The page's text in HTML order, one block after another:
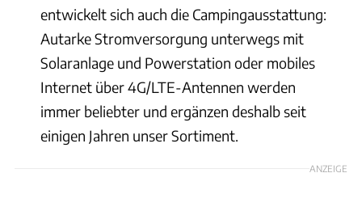
entwickelt sich auch die Campingausstattung:
Autarke Stromversorgung unterwegs mit
Solaranlage und Powerstation oder mobiles
Internet über 4G/LTE-Antennen werden
immer beliebter und ergänzen deshalb seit
einigen Jahren unser Sortiment.
ANZEIGE